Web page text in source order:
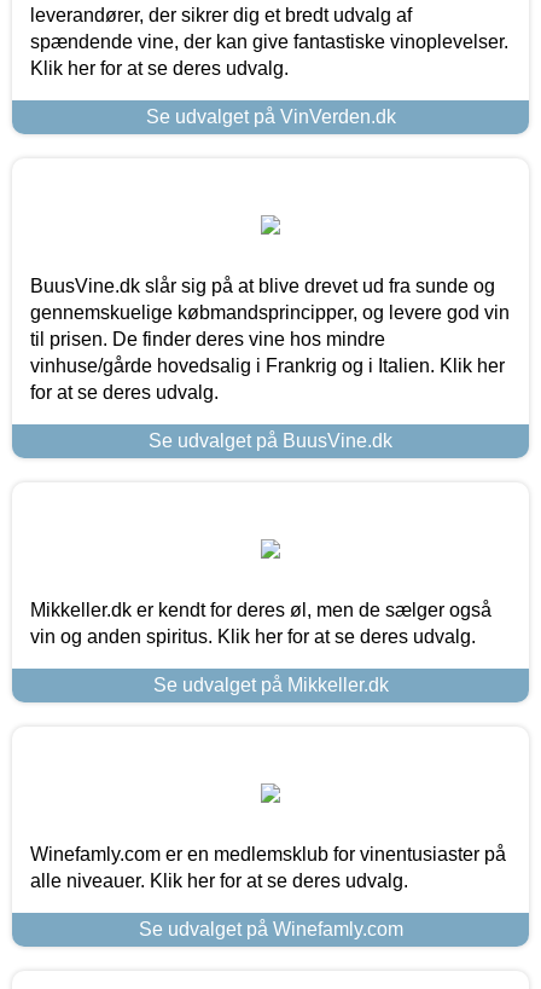
leverandører, der sikrer dig et bredt udvalg af
spændende vine, der kan give fantastiske vinoplevelser.
Klik her for at se deres udvalg.
Se udvalget på VinVerden.dk
BuusVine.dk slår sig på at blive drevet ud fra sunde og
gennemskuelige købmandsprincipper, og levere god vin
til prisen. De finder deres vine hos mindre
vinhuse/gårde hovedsalig i Frankrig og i Italien. Klik her
for at se deres udvalg.
Se udvalget på BuusVine.dk
Mikkeller.dk er kendt for deres øl, men de sælger også
vin og anden spiritus. Klik her for at se deres udvalg.
Se udvalget på Mikkeller.dk
Winefamly.com er en medlemsklub for vinentusiaster på
alle niveauer. Klik her for at se deres udvalg.
Se udvalget på Winefamly.com